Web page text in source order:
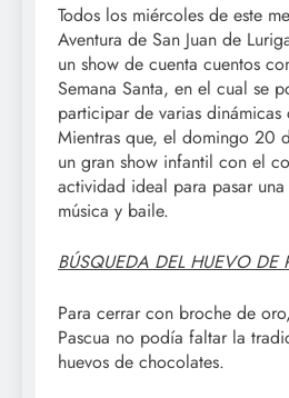
Todos los miércoles de este
Aventura de San Juan de
un show de cuenta cuentos
Semana Santa, en el cual se
participar de varias
Mientras que, el domingo 20
un gran show infantil con el
actividad ideal para pasar
música y baile.
BÚSQUEDA DEL HUEVO DE
Para cerrar con broche de
Pascua no podía faltar la
huevos de chocolates.